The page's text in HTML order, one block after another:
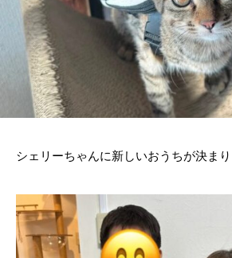
シェリーちゃんに新しいおうちが決まり